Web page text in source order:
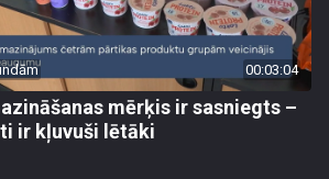
00:03:04
mērķis ir sasniegts –
ir kļuvuši lētāki